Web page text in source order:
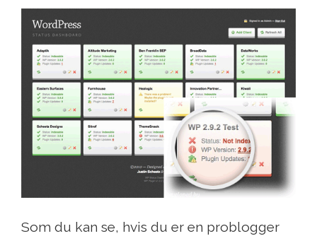
Som du kan se, hvis du er en problogger